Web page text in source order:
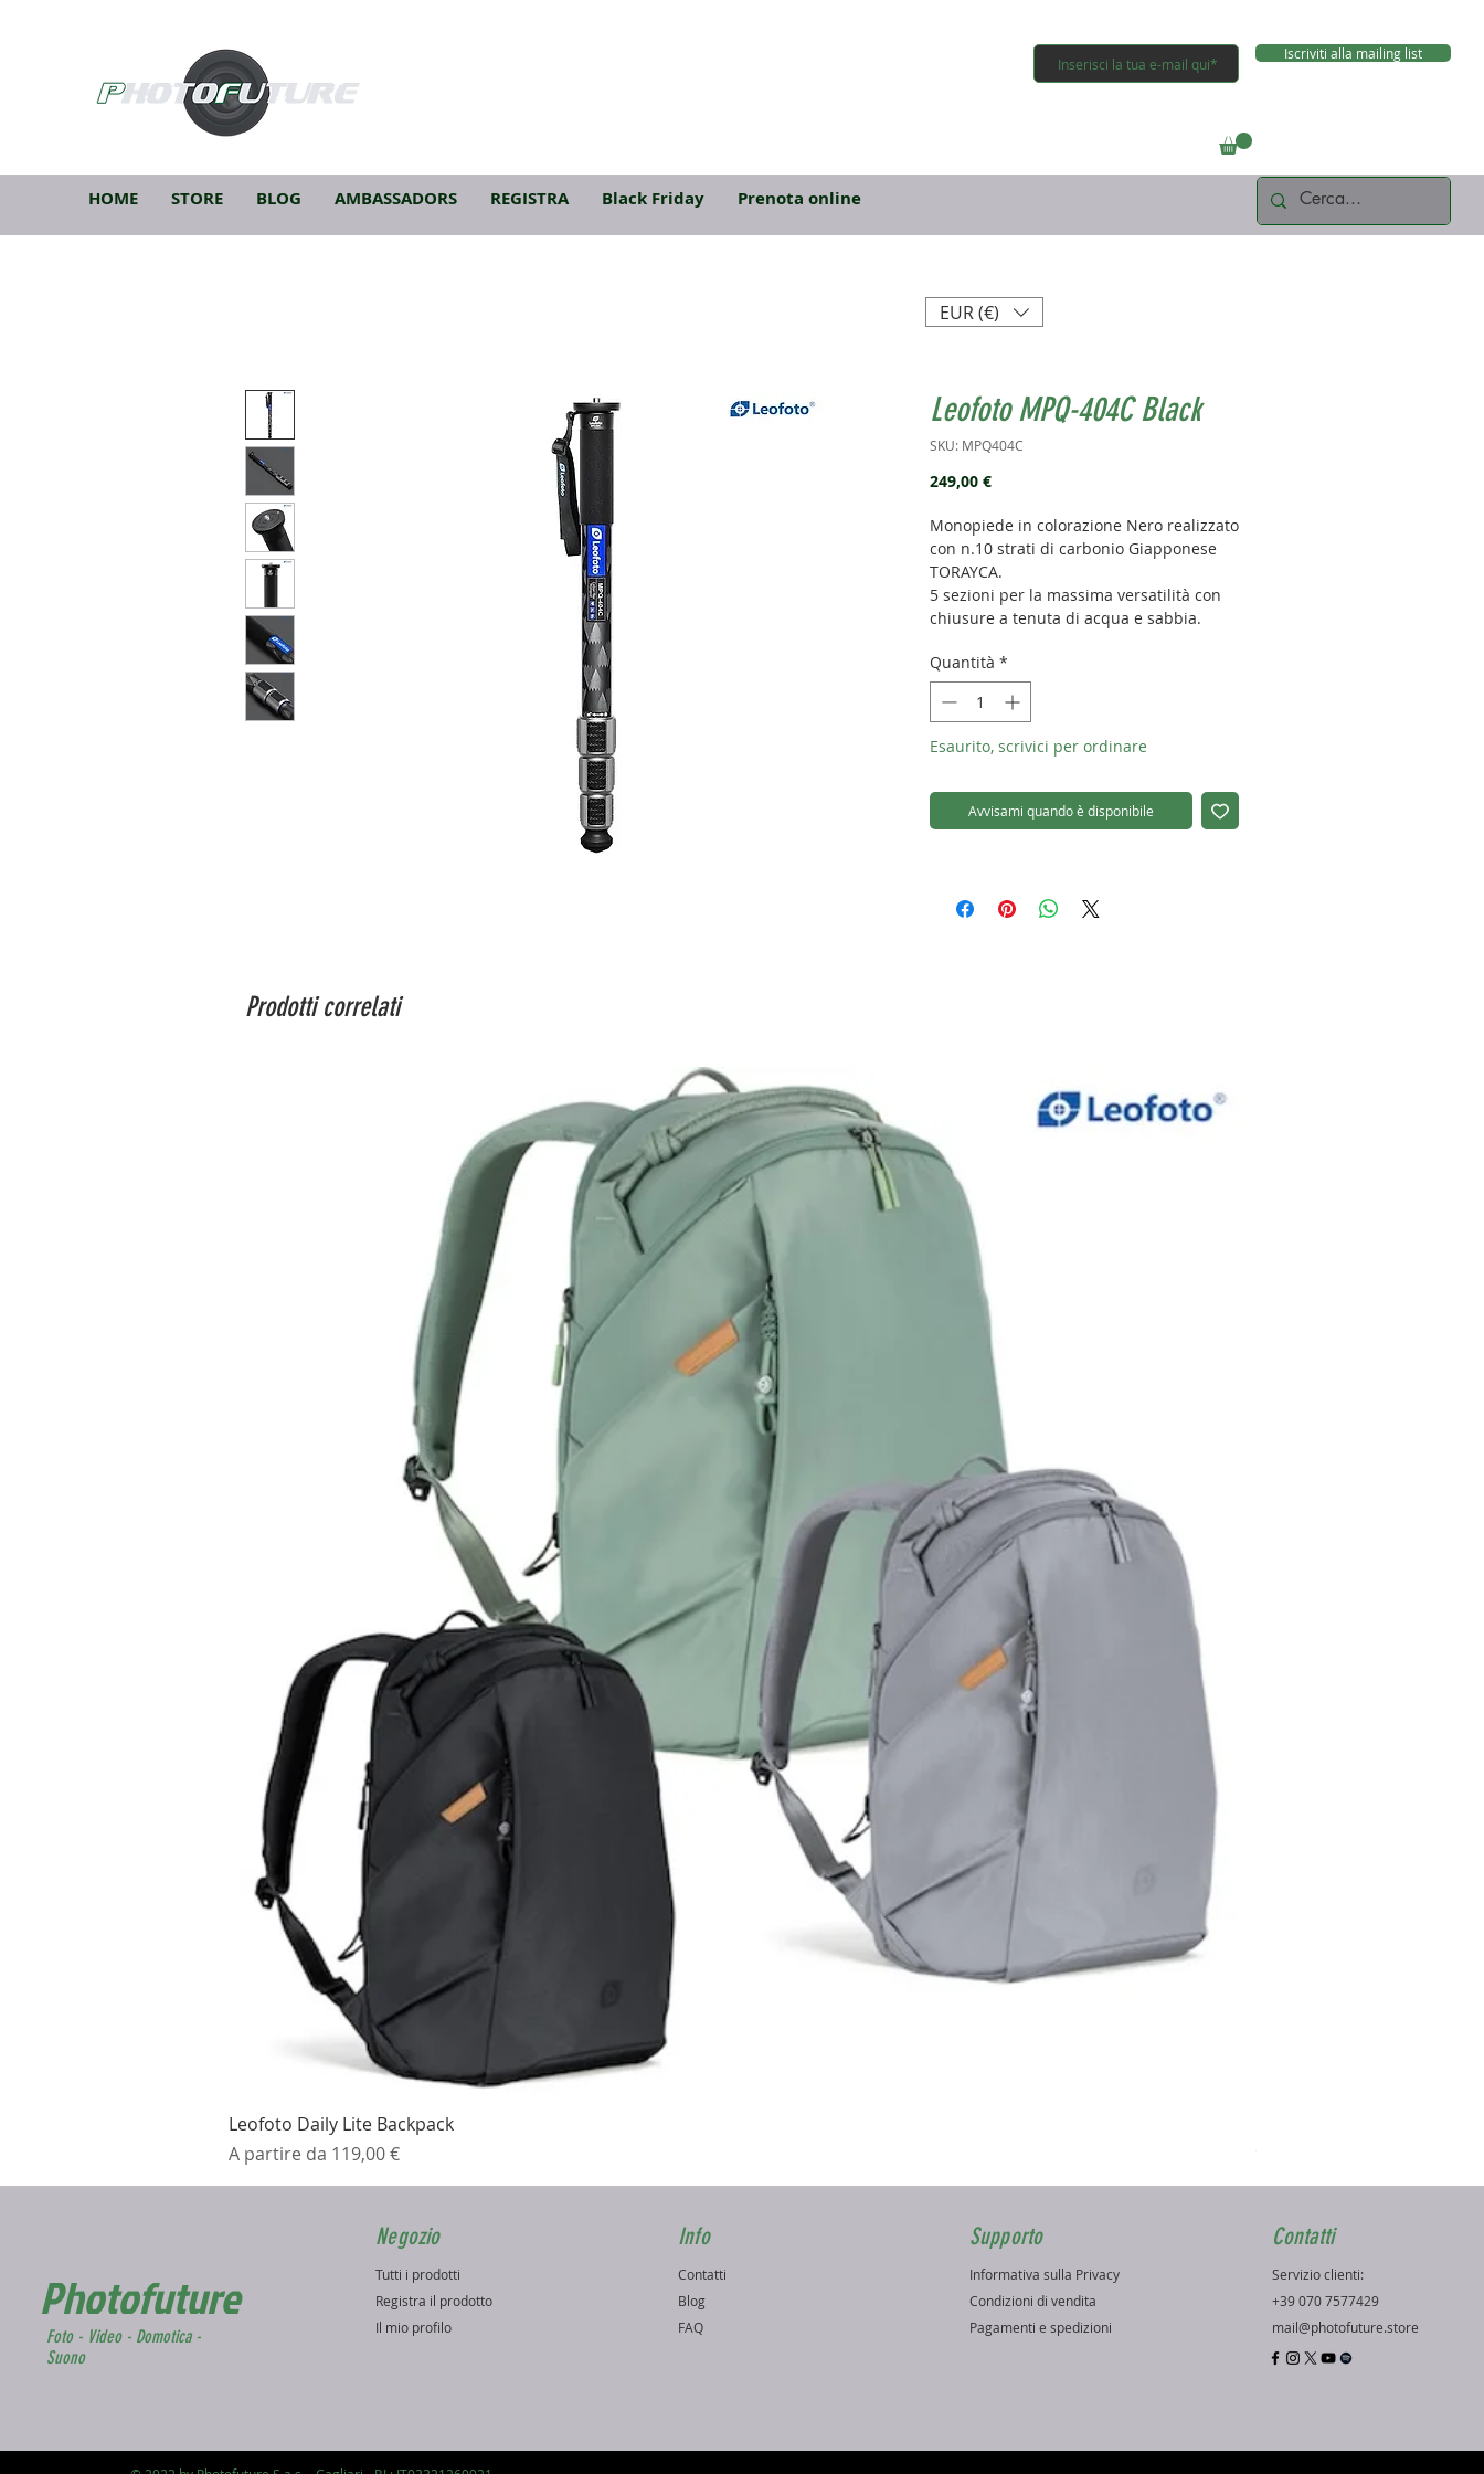
HOME STORE BLOG AMBASSADORS REGISTRA Black Friday Prenota online
Iscriviti alla mailing list
Leofoto MPQ-404C Black
SKU: MPQ404C
249,00 €Prezzo
Monopiede in colorazione Nero realizzato
con n.10 strati di carbonio Giapponese
TORAYCA.
5 sezioni per la massima versatilità con
chiusure a tenuta di acqua e sabbia.
Capacità di carico: 25kg
Peso: 0.7kg
Lunghezza chiuso: 580mm
Diametro sezioni: 40/36/32/28mm
Quantità *
Esaurito, scrivici per ordinare
Avvisami quando è disponibile
EUR (€)
Prodotti correlati
Leofoto Daily Lite Backpack
A partire da 119,00 €
Prezzo scontato
Photofuture
Foto - Video - Domotica -
Suono
Negozio
Tutti i prodotti
Registra il prodotto
Il mio profilo
Info
Contatti
Blog
FAQ
Supporto
Informativa sulla Privacy
Condizioni di vendita
Pagamenti e spedizioni
Contatti
Servizio clienti:
+39 070 7577429
mail@photofuture.store